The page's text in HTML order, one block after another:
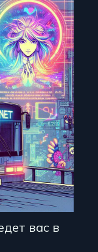
вас в